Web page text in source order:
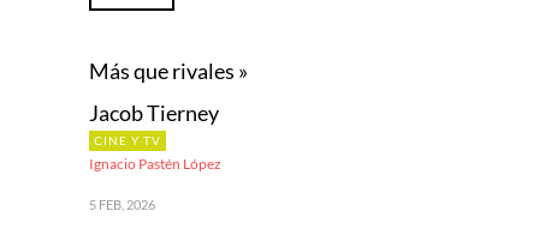
Más que rivales »
Jacob Tierney
CINE Y TV
Ignacio Pastén López
5 FEB, 2026